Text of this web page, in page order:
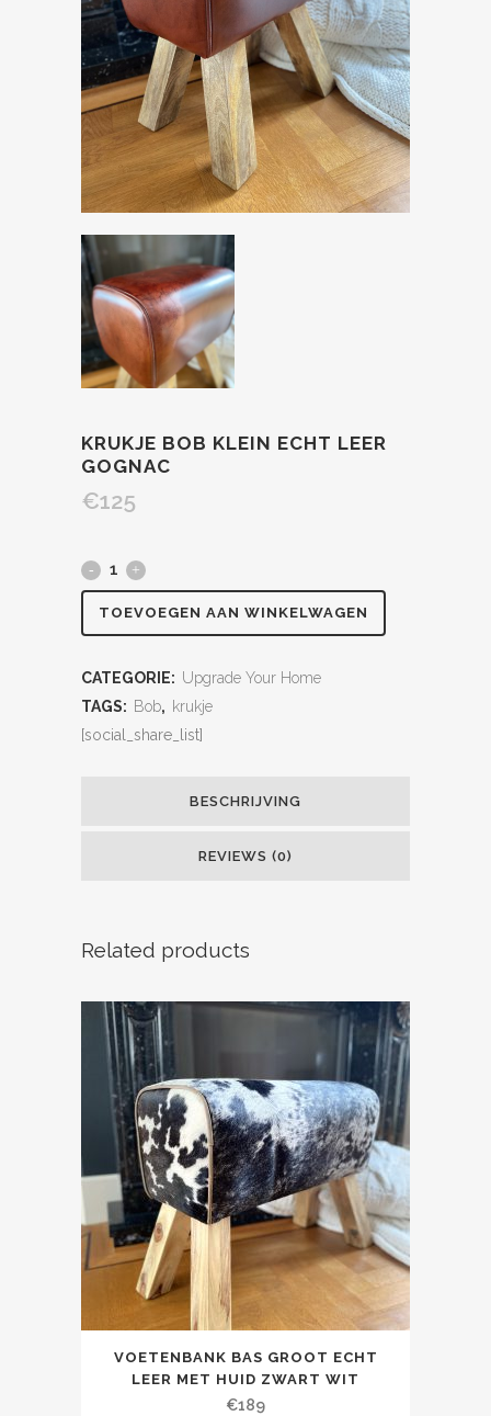
KRUKJE BOB KLEIN ECHT LEER
GOGNAC
€125
TOEVOEGEN AAN WINKELWAGEN
CATEGORIE: Upgrade Your Home
TAGS: Bob, krukje
[social_share_list]
BESCHRIJVING
REVIEWS (0)
Related products
VOETENBANK BAS GROOT ECHT
LEER MET HUID ZWART WIT
€189